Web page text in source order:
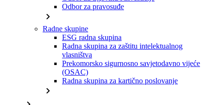
Odbor za pravosuđe
chevron_right
Radne skupine
ESG radna skupina
Radna skupina za zaštitu intelektualnog
vlasništva
Prekomorsko sigurnosno savjetodavno vijeće
(OSAC)
Radna skupina za kartično poslovanje
chevron_right